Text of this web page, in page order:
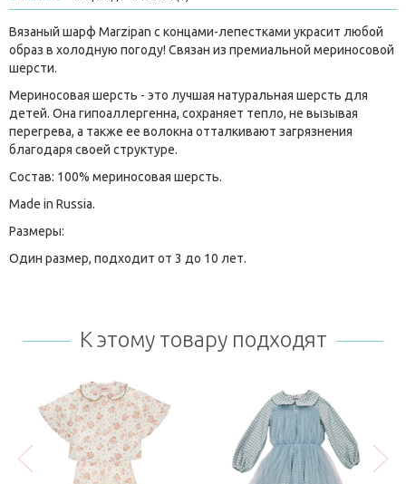
Вязаный шарф Marzipan с концами-лепестками украсит любой
образ в холодную погоду! Связан из премиальной мериносовой
шерсти.
Мериносовая шерсть - это лучшая натуральная шерсть для
детей. Она гипоаллергенна, сохраняет тепло, не вызывая
перегрева, а также ее волокна отталкивают загрязнения
благодаря своей структуре.
Состав: 100% мериносовая шерсть.
Made in Russia.
Размеры:
Один размер, подходит от 3 до 10 лет.
К этому товару подходят